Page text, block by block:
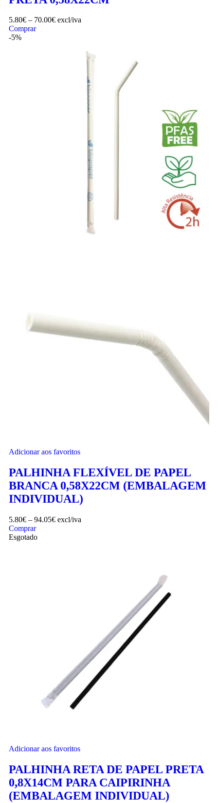
5.80€ – 70.00€ excl/iva
Comprar
-5%
Adicionar aos favoritos
PALHINHA FLEXÍVEL DE PAPEL
BRANCA 0,58X22CM (EMBALAGEM
INDIVIDUAL)
5.80€ – 94.05€ excl/iva
Comprar
Esgotado
Adicionar aos favoritos
PALHINHA RETA DE PAPEL PRETA
0,8X14CM PARA CAIPIRINHA
(EMBALAGEM INDIVIDUAL)